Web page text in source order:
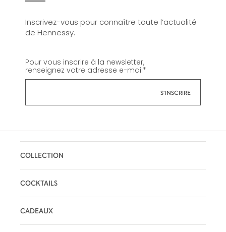
Inscrivez-vous pour connaître toute l’actualité
de Hennessy.
Pour vous inscrire à la newsletter,
renseignez votre adresse e-mail*
COLLECTION
COCKTAILS
CADEAUX